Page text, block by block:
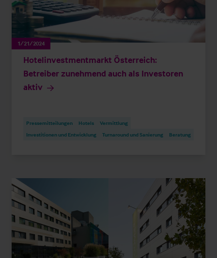
1/21/2024
Hotelinvestmentmarkt Österreich:
Betreiber zunehmend auch als Investoren
aktiv
Pressemitteilungen Hotels
Vermittlung
Investitionen und Entwicklung
Turnaround und Sanierung Beratung